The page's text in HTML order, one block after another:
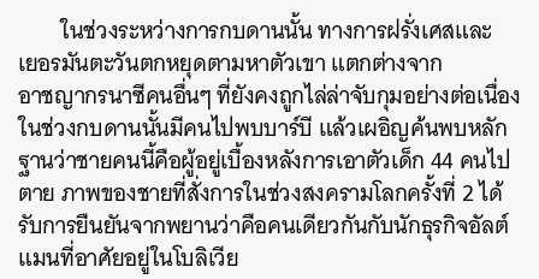
ในช่วงระหว่างการกบดานนั้น ทางการฝรั่งเศสและ
เยอรมันตะวันตกหยุดตามหาตัวเขา แตกต่างจาก
อาชญากรนาซีคนอื่นๆ ที่ยังคงถูกไล่ล่าจับกุมอย่างต่อเนื่อง
ในช่วงกบดานนั้นมีคนไปพบบาร์บี แล้วเผอิญค้นพบหลัก
ฐานว่าชายคนนี้คือผู้อยู่เบื้องหลังการเอาตัวเด็ก 44 คนไป
ตาย ภาพของชายที่สั่งการในช่วงสงครามโลกครั้งที่ 2 ได้
รับการยืนยันจากพยานว่าคือคนเดียวกันกับนักธุรกิจอัลต์
แมนที่อาศัยอยู่ในโบลิเวีย